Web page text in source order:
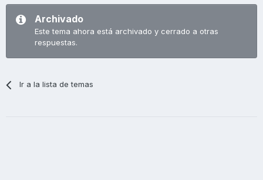
Archivado
Este tema ahora está archivado y cerrado a otras
respuestas.
Ir a la lista de temas